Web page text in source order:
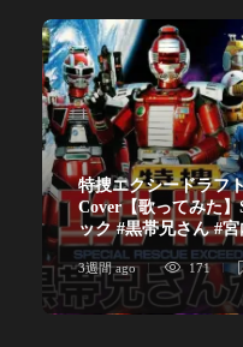
特捜エクシードラフ
Cover【歌ってみた
ック #黒帯兄さん #
3週間 ago 171